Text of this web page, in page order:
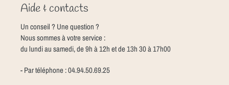
Aide & contacts
Un conseil ? Une question ?
Nous sommes à votre service :
du lundi au samedi, de 9h à 12h et de 13h 30 à 17h00
- Par téléphone : 04.94.50.69.25